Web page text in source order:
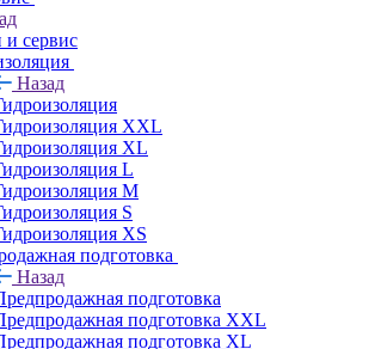
и сервис
Назад
XXL
XL
L
M
S
XS
подготовка
Назад
подготовка
подготовка XXL
подготовка XL